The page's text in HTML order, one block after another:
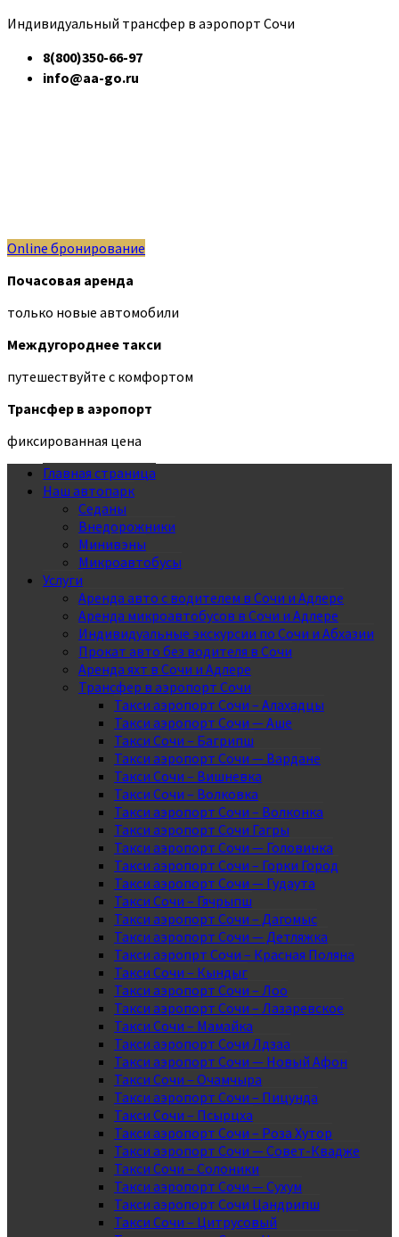
Индивидуальный трансфер в аэропорт Сочи
8(800)350-66-97
info@aa-go.ru
Online бронирование
Почасовая аренда
только новые автомобили
Междугороднее такси
путешествуйте с комфортом
Трансфер в аэропорт
фиксированная цена
Главная страница
Наш автопарк
Седаны
Внедорожники
Минивэны
Микроавтобусы
Услуги
Аренда авто с водителем в Сочи и Адлере
Аренда микроавтобусов в Сочи и Адлере
Индивидуальные экскурсии по Сочи и Абхазии
Прокат авто без водителя в Сочи
Аренда яхт в Сочи и Адлере
Трансфер в аэропорт Сочи
Такси аэропорт Сочи – Алахадцы
Такси аэропорт Сочи — Аше
Такси Сочи – Багрипш
Такси аэропорт Сочи — Вардане
Такси Сочи – Вишневка
Такси Сочи – Волковка
Такси аэропорт Сочи – Волконка
Такси аэропорт Сочи Гагры
Такси аэропорт Сочи — Головинка
Такси аэропорт Сочи – Горки Город
Такси аэропорт Сочи — Гудаута
Такси Сочи – Гячрыпш
Такси аэропорт Сочи – Дагомыс
Такси аэропорт Сочи — Детляжка
Такси аэропрт Сочи – Красная Поляна
Такси Сочи – Кындыг
Такси аэропорт Сочи – Лоо
Такси аэропорт Сочи – Лазаревское
Такси Сочи – Мамайка
Такси аэропорт Сочи Лдзаа
Такси аэропорт Сочи — Новый Афон
Такси Сочи – Очамчыра
Такси аэропорт Сочи – Пицунда
Такси Сочи – Псырцха
Такси аэропорт Сочи – Роза Хутор
Такси аэропорт Сочи — Совет-Квадже
Такси Сочи – Солоники
Такси аэропорт Сочи — Сухум
Такси аэропорт Сочи Цандрипш
Такси Сочи – Цитрусовый